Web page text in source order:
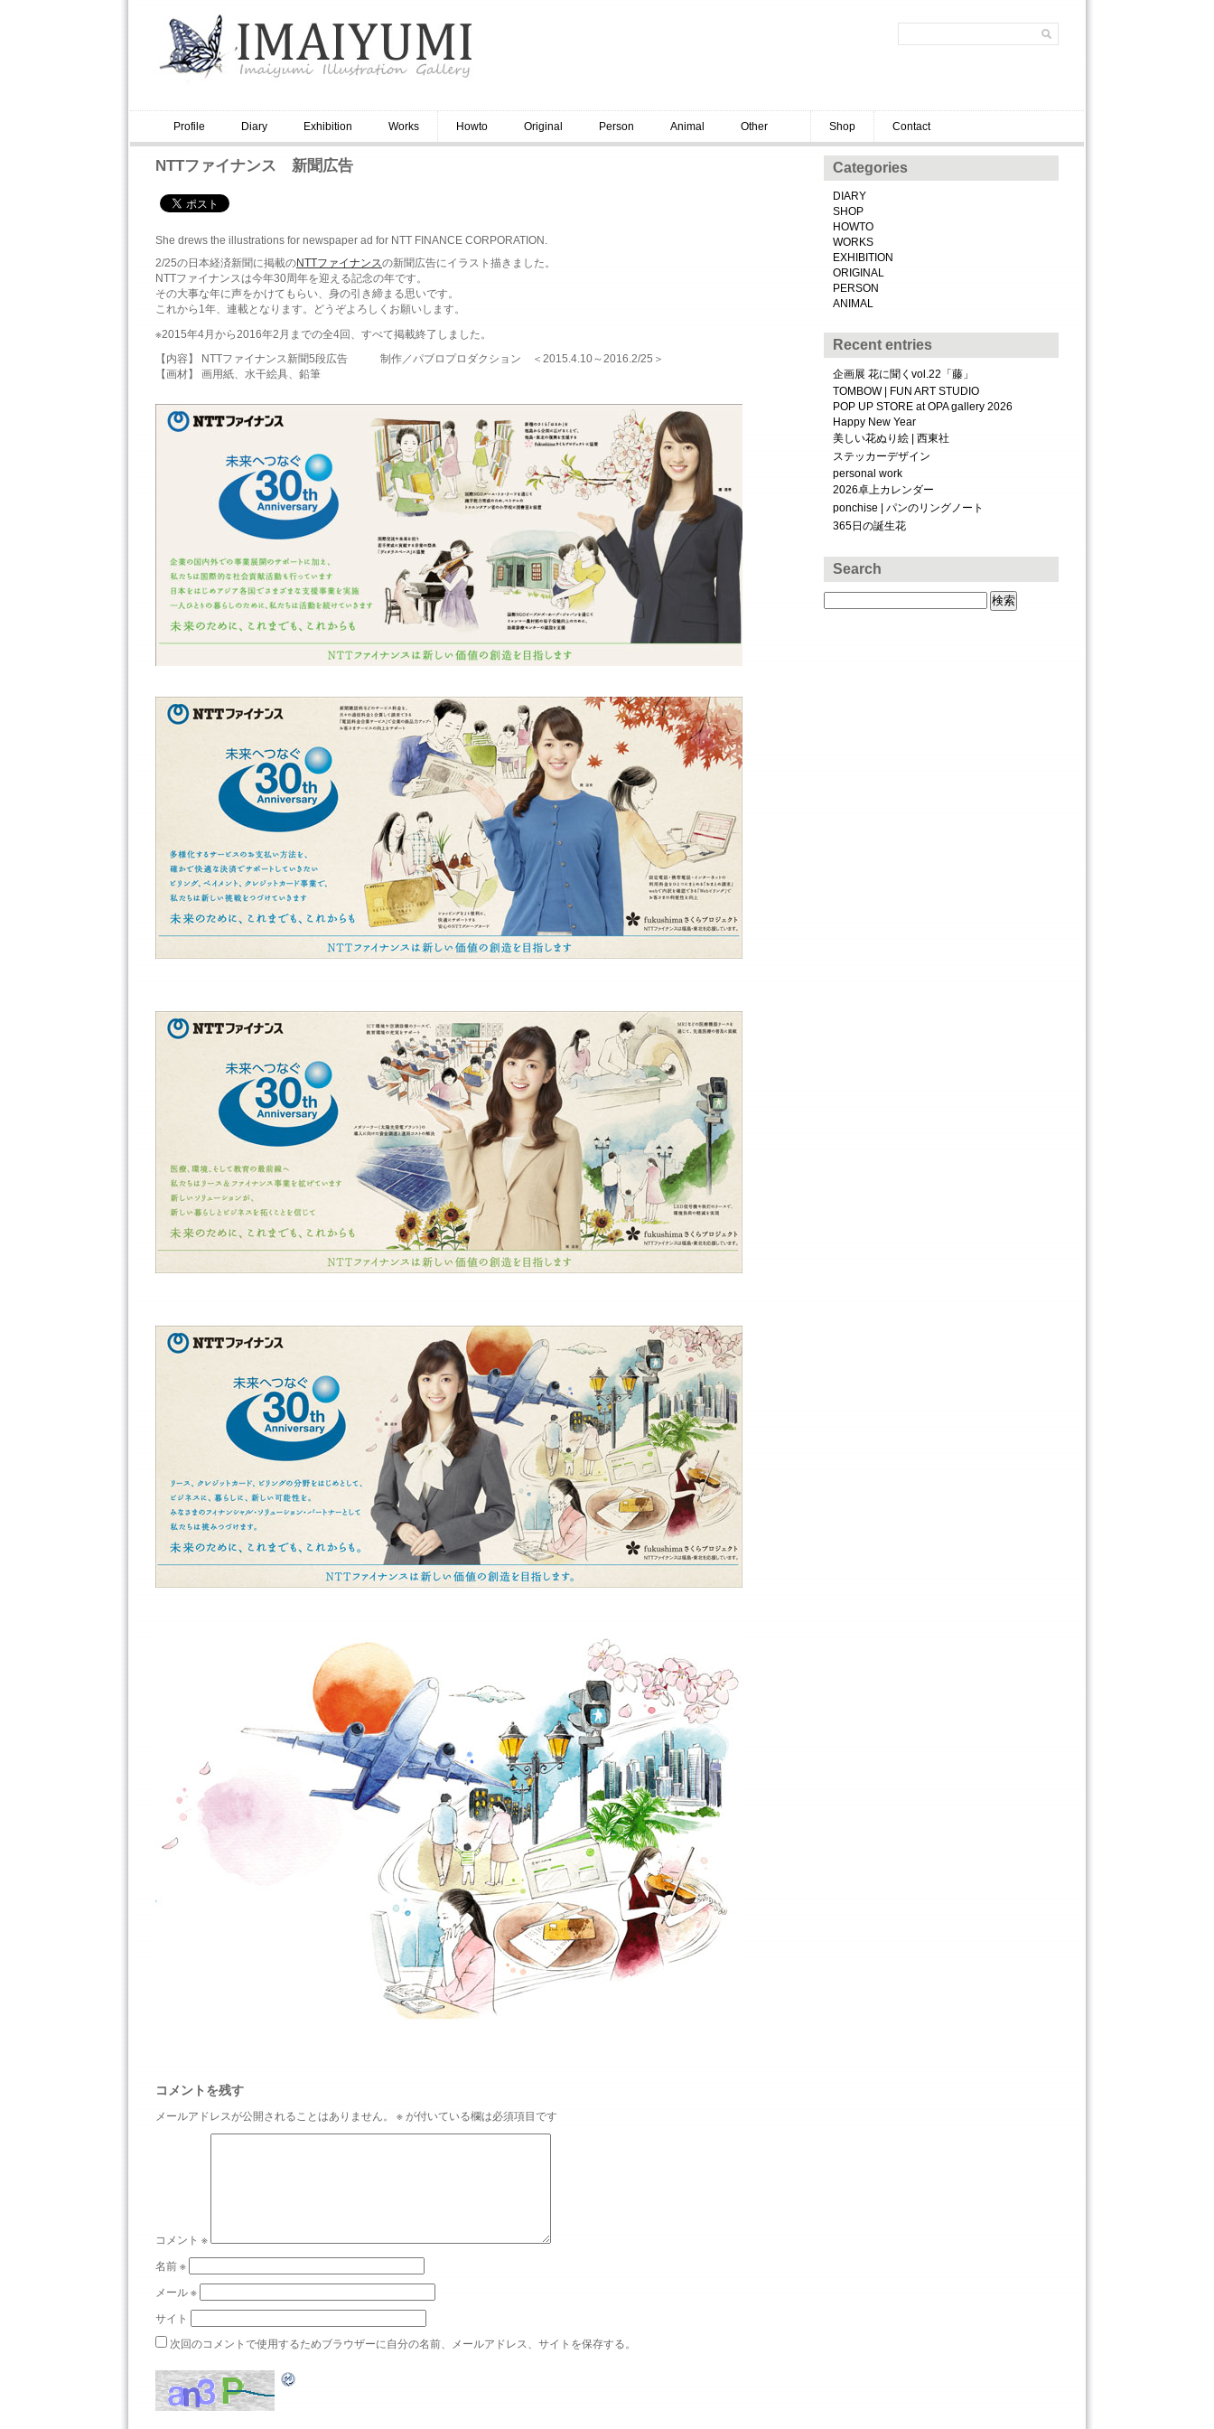
Profile Diary Exhibition Works Howto Original Person Animal Other Shop Contact
NTTファイナンス 新聞広告
She drews the illustrations for newspaper ad for NTT FINANCE CORPORATION.
2/25の日本経済新聞に掲載のNTTファイナンスの新聞広告にイラスト描きました。
NTTファイナンスは今年30周年を迎える記念の年です。
その大事な年に声をかけてもらい、身の引き締まる思いです。
これから1年、連載となります。どうぞよろしくお願いします。
※2015年4月から2016年2月までの全4回、すべて掲載終了しました。
【内容】 NTTファイナンス新聞5段広告 制作／パブロプロダクション ＜2015.4.10～2016.2/25＞
【画材】 画用紙、水干絵具、鉛筆
コメントを残す
メールアドレスが公開されることはありません。 ※ が付いている欄は必須項目です
コメント ※
名前 ※
メール ※
サイト
次回のコメントで使用するためブラウザーに自分の名前、メールアドレス、サイトを保存する。
Categories
DIARY
SHOP
HOWTO
WORKS
EXHIBITION
ORIGINAL
PERSON
ANIMAL
Recent entries
企画展 花に聞くvol.22「藤」
TOMBOW | FUN ART STUDIO
POP UP STORE at OPA gallery 2026
Happy New Year
美しい花ぬり絵 | 西東社
ステッカーデザイン
personal work
2026卓上カレンダー
ponchise | パンのリングノート
365日の誕生花
Search
索: